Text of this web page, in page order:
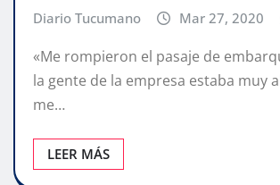
Diario Tucumano Mar 27, 2020
«Me rompieron el pasaje de
la gente de la empresa estaba muy
me…
LEER MÁS